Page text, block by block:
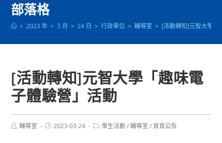
部落格
> 2023 年 > 3 月 > 24 日 > 行政單位 > 輔導室 > [活動轉知]元智大學
[活動轉知]元智大學「趣味電
子體驗營」活動
Post輔導室
Post2023-03-24
Post學生活動 / 輔導室 / 首頁公告